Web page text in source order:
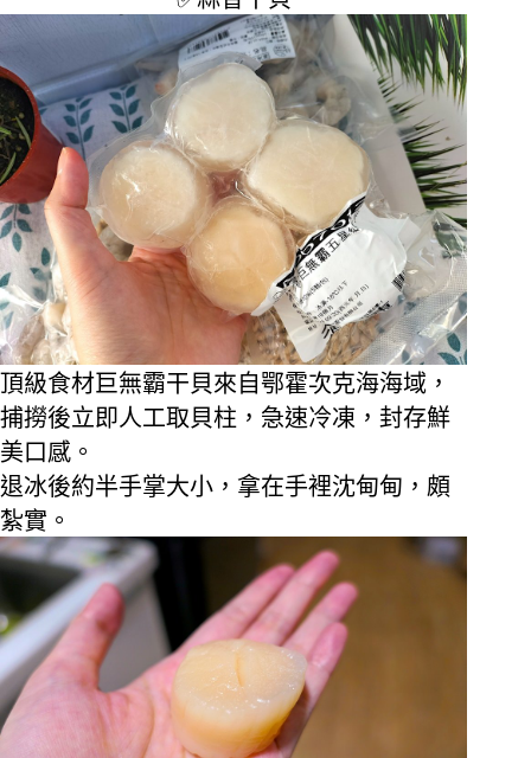
頂級食材巨無霸干貝來自鄂霍次克海海域，
捕撈後立即人工取貝柱，急速冷凍，封存鮮
美口感。
退冰後約半手掌大小，拿在手裡沈甸甸，頗
紮實。